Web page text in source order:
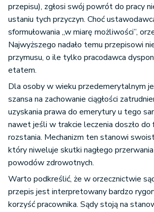
przepisu), zgłosi swój powrót do pracy
ustaniu tych przyczyn. Choć
sformułowania „w miarę możliwości”,
Najwyższego nadało temu przepisowi
przymusu, o ile tylko pracodawca
etatem.
Dla osoby w wieku przedemerytalnym
szansa na zachowanie ciągłości
uzyskania prawa do emerytury u tego
nawet jeśli w trakcie leczenia doszło do
rozstania. Mechanizm ten stanowi
który niweluje skutki nagłego
powodów zdrowotnych.
Warto podkreślić, że w orzecznictwie
przepis jest interpretowany bardzo
korzyść pracownika. Sądy stoją na